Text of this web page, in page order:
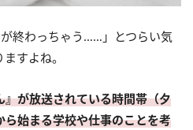
終わっちゃう……」とつらい気
すよね。
が放送されている時間帯（夕
始まる学校や仕事のことを考